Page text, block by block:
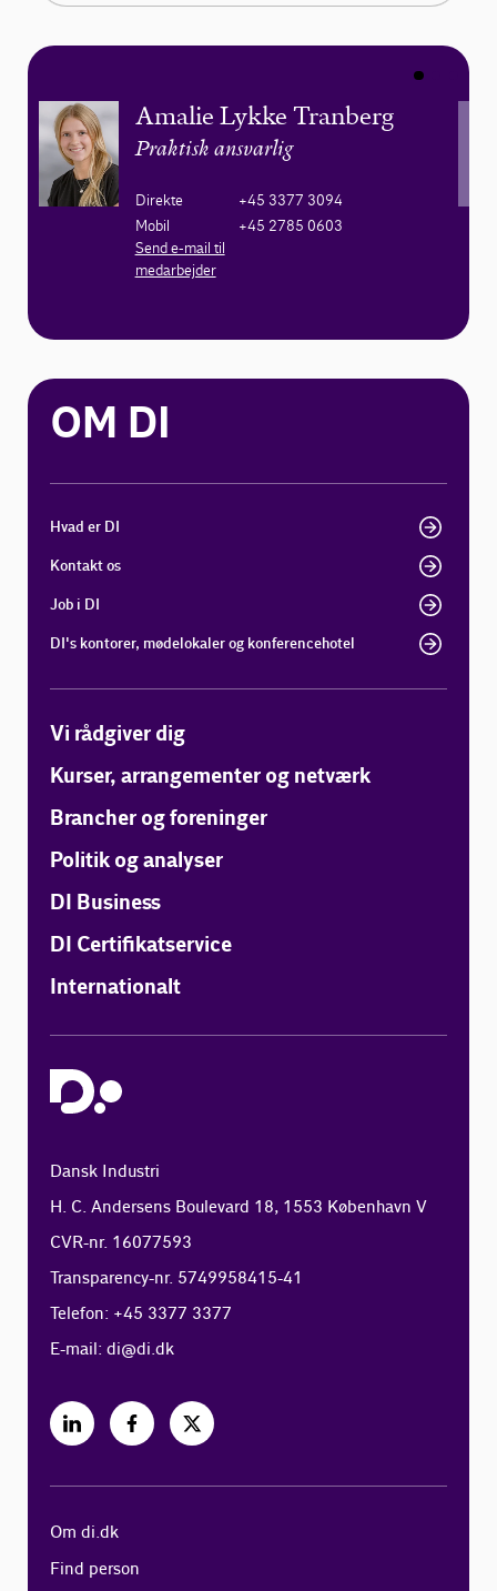
Amalie Lykke Tranberg
Praktisk ansvarlig
Direkte
+45 3377 3094
Mobil
+45 2785 0603
Send e-mail til
medarbejder
OM DI
Hvad er DI
Kontakt os
Job i DI
DI's kontorer, mødelokaler og konferencehotel
Vi rådgiver dig
Kurser, arrangementer og netværk
Brancher og foreninger
Politik og analyser
DI Business
DI Certifikatservice
Internationalt
Dansk Industri
H. C. Andersens Boulevard 18, 1553 København V
CVR-nr. 16077593
Transparency-nr. 5749958415-41
Telefon: +45 3377 3377
E-mail:di@di.dk
Om di.dk
Find person